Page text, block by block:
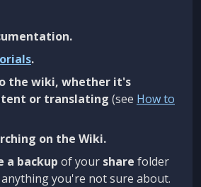
.
the wiki, whether it's
or translating (see How to
on the Wiki.
a backup of your share folder
you're not sure about.